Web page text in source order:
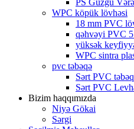
PS Güzgü
WPC köpük lövhəsi
18 mm PVC
qəhvəyi PVC
yüksək
WPC sintra
pvc təbəqə
Sərt PVC
Sərt PVC
Bizim haqqımızda
Niyə Gökai
Sərgi